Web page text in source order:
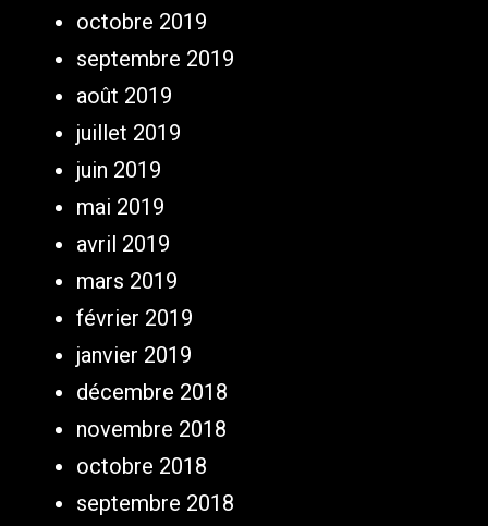
octobre 2019
septembre 2019
août 2019
juillet 2019
juin 2019
mai 2019
avril 2019
mars 2019
février 2019
janvier 2019
décembre 2018
novembre 2018
octobre 2018
septembre 2018